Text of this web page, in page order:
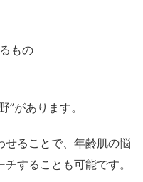
もの
”があります。
せることで、年齢肌の悩
することも可能です。